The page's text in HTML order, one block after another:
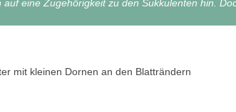
eine Zugehörigkeit zu den Sukkulenten hin.
mit kleinen Dornen an den Blatträndern